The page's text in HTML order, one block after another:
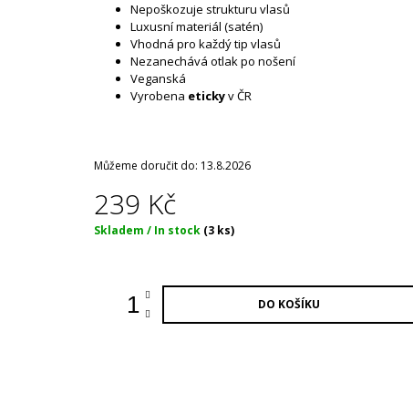
Nepoškozuje strukturu vlasů
Luxusní materiál (satén)
Vhodná pro každý tip vlasů
Nezanechává otlak po nošení
Veganská
Vyrobena etickyv ČR
Můžeme doručit do: 13.8.2026
239 Kč
Měrná
Skladem / In stock (3 ks)
DO KOŠÍKU